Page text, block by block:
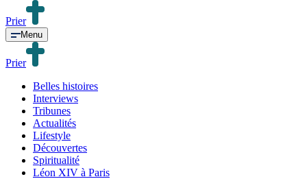
Prier
Menu
Prier
Belles histoires
Interviews
Tribunes
Actualités
Lifestyle
Découvertes
Spiritualité
Léon XIV à Paris